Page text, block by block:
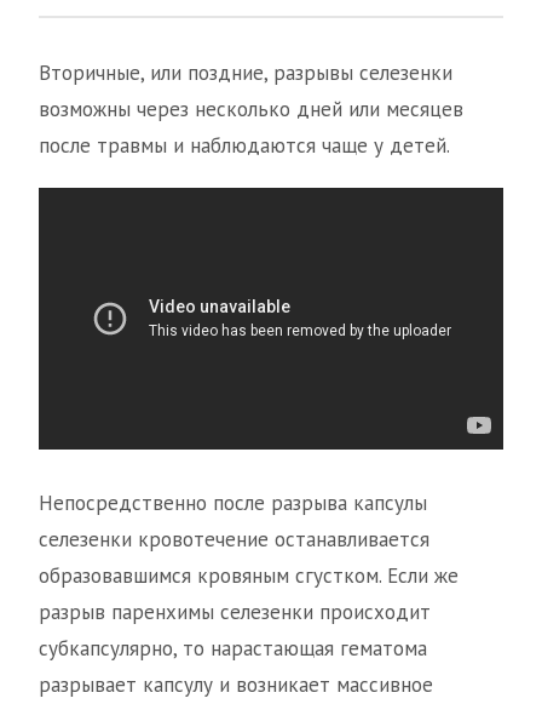
Вторичные, или поздние, разрывы селезенки
возможны через несколько дней или месяцев
после травмы и наблюдаются чаще у детей.
Непосредственно после разрыва капсулы
селезенки кровотечение останавливается
образовавшимся кровяным сгустком. Если же
разрыв паренхимы селезенки происходит
субкапсулярно, то нарастающая гематома
разрывает капсулу и возникает массивное